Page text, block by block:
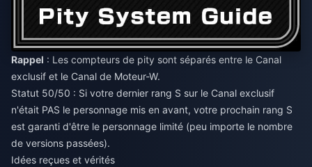
Rappel : Les compteurs de pity sont séparés entre le Canal
exclusif et le Canal de Moteur-W.
Statut 50/50 : Si votre dernier rang S sur le Canal exclusif
n'était PAS le personnage mis en avant, votre prochain rang S
est garanti d'être le personnage limité (peu importe le nombre
de versions passées).
Idées reçues et vérités